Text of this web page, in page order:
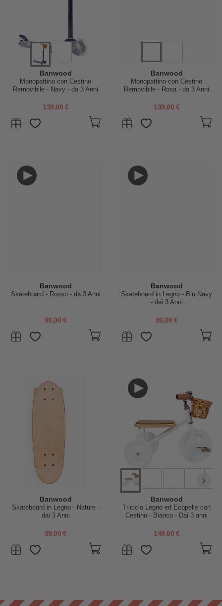
Banwood
Monopattino con Cestino
Removibile - Navy - da 3 Anni
139,00 €
Banwood
Monopattino con Cestino
Removibile - Rosa - da 3 Anni
139,00 €
Banwood
Skateboard - Rosso - da 3 Anni
99,00 €
Banwood
Skateboard in Legno - Blu Navy
- dai 3 Anni
99,00 €
Banwood
Skateboard in Legno - Nature -
dai 3 Anni
99,00 €
Banwood
Triciclo Legno ed Ecopelle con
Cestino - Bianco - Dai 3 anni
149,00 €